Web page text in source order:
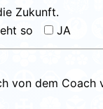
Zukunft.
so JA
von dem Coach